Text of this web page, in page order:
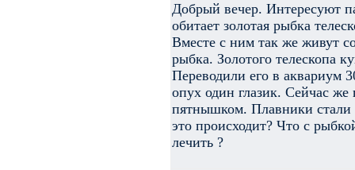
Добрый вечер. Интересуют
обитает золотая рыбка
Вместе с ним так же живут
рыбка. Золотого телескопа
Переводили его в аквариум
опух один глазик. Сейчас же
пятнышком. Плавники
это происходит? Что с
лечить ?